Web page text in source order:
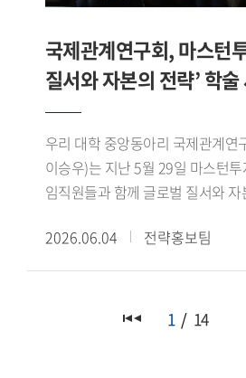
국제관계연구회, 마스턴
질서와 자본의 전략’ 학
우리 대학 중앙동아리 국제관계연
이승우)는 지난 5월 29일 마스턴
임직원들과 함께 글로벌 질서와 자본의 전략 을 주제로 학술
금융산업에 대한 이해를 넓히고, 글
Positive Impact)가 미래 글로벌
2026.06.04 전략홍보팀
1 14